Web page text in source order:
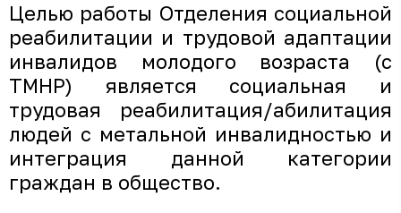
Целью работы Отделения социальной
реабилитации и трудовой адаптации
инвалидов молодого возраста (с
ТМНР) является социальная и
трудовая реабилитация/абилитация
людей с метальной инвалидностью и
интеграция данной категории
граждан в общество.